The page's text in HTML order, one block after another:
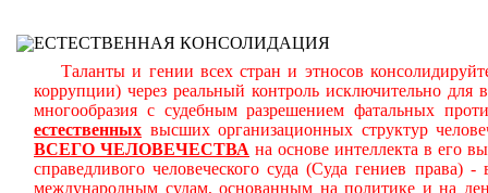
ЕСТЕСТВЕННАЯ КОНСОЛИДАЦИЯ
Таланты и гении всех стран и этносов
коррупции) через реальный контроль исключительно
многообразия с судебным разрешением фатальных
естественных высших организационных структур
ВСЕГО ЧЕЛОВЕЧЕСТВА на основе интеллекта в его
справедливого человеческого суда (Суда гениев
международным судам, основанным на политике и на